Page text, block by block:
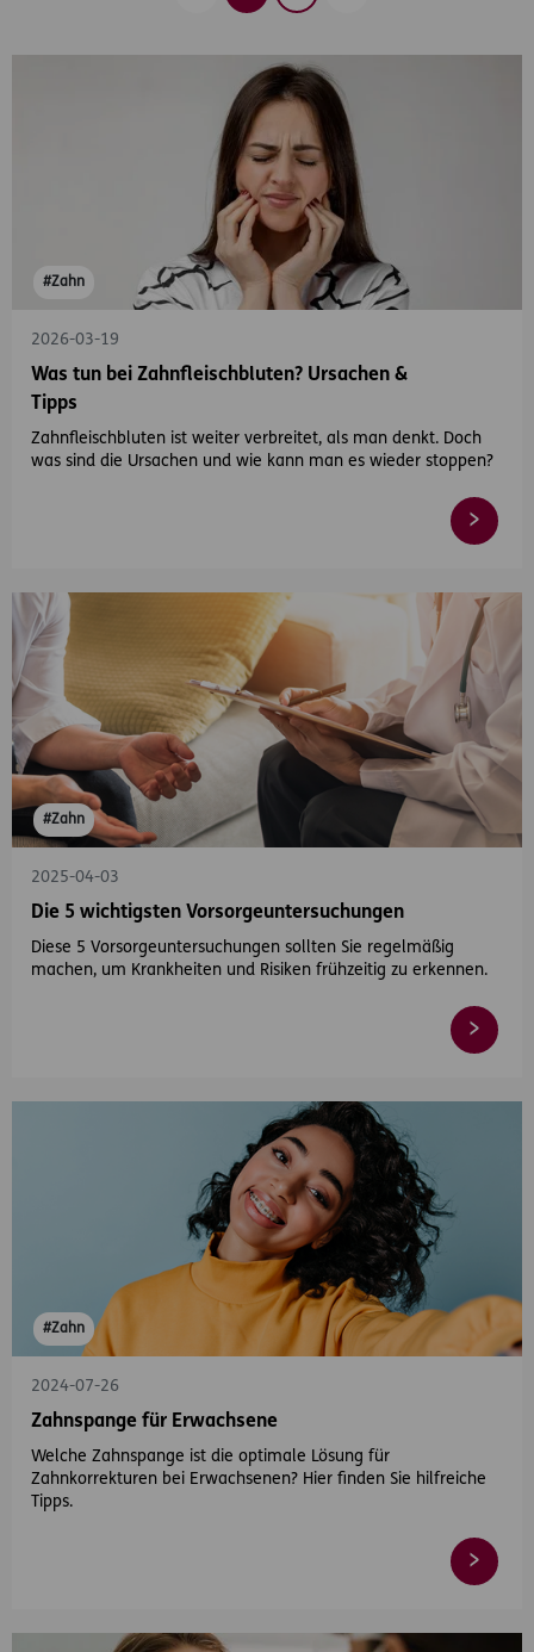
#Zahn
2026-03-19
Was tun bei Zahnfleischbluten? Ursachen &
Tipps
Zahnfleischbluten ist weiter verbreitet, als man denkt. Doch
was sind die Ursachen und wie kann man es wieder stoppen?
#Zahn
2025-04-03
Die 5 wichtigsten Vorsorgeuntersuchungen
Diese 5 Vorsorgeuntersuchungen sollten Sie regelmäßig
machen, um Krankheiten und Risiken frühzeitig zu erkennen.
#Zahn
2024-07-26
Zahnspange für Erwachsene
Welche Zahnspange ist die optimale Lösung für
Zahnkorrekturen bei Erwachsenen? Hier finden Sie hilfreiche
Tipps.